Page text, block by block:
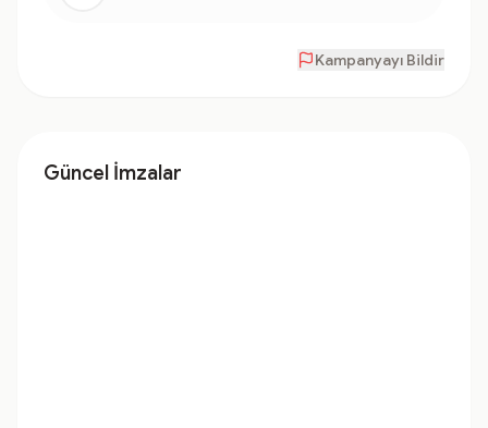
Kampanyayı Bildir
Güncel İmzalar